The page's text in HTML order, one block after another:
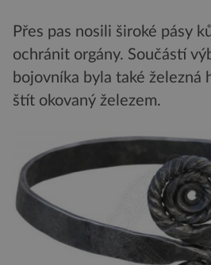
Přes pas nosili široké pásy
ochránit orgány. Součástí
bojovníka byla také železná
štít okovaný železem.